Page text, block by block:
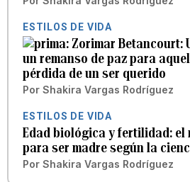
ESTILOS DE VIDA
Zorimar Betancourt:
un remanso de paz para
pérdida de un ser querido
Por Shakira Vargas Rodríguez
ESTILOS DE VIDA
Edad biológica y fertilidad: el
para ser madre según la
Por Shakira Vargas Rodríguez